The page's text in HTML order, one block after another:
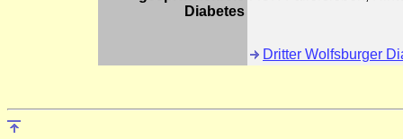
Diabetes
Dritter Wolfsburger